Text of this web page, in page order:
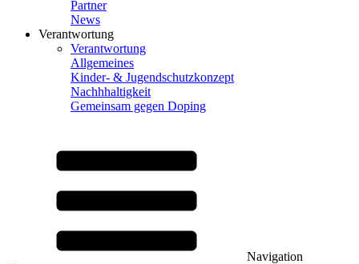
Partner
News
Verantwortung
Verantwortung
Allgemeines
Kinder- & Jugendschutzkonzept
Nachhhaltigkeit
Gemeinsam gegen Doping
Navigation